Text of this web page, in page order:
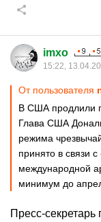
imxo
15:22,
От пользователя
В США продлили
Глава США
режима
принято в связи
международной
минимум до
Пресс-